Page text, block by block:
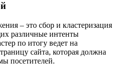
– это сбор и кластеризация
различные интенты
по итогу ведет на
сайта, которая должна
посетителей.